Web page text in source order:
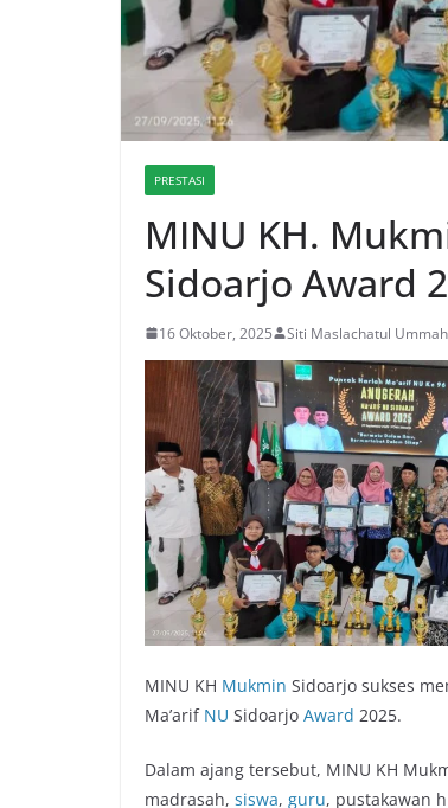
PRESTASI
MINU KH.
Sidoarjo Award
16 Oktober, 2025 Siti Maslachatul Ummah
MINU KH Mukmin Sidoarjo sukses
Ma’arif NU Sidoarjo Award 2025.
Dalam ajang tersebut, MINU KH
madrasah, siswa, guru, pustakawan